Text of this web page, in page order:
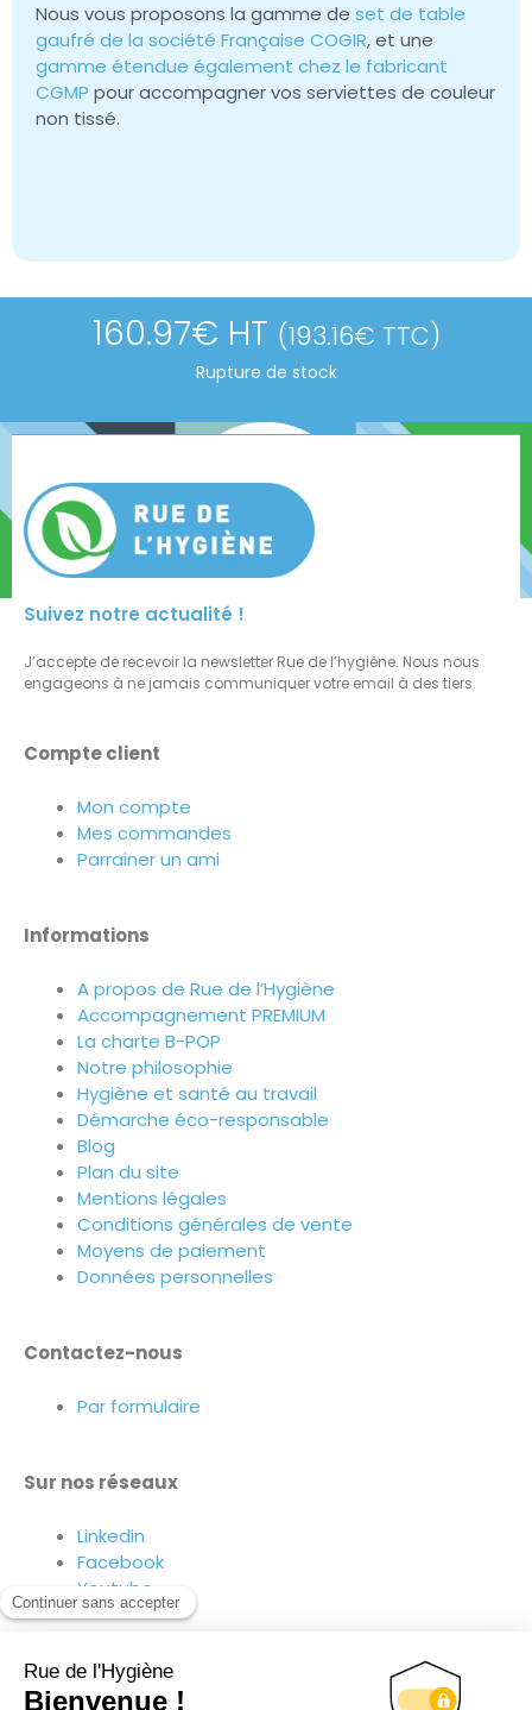
Nous vous proposons la gamme de set de table
gaufré de la société Française COGIR, et une
gamme étendue également chez le fabricant
CGMP pour accompagner vos serviettes de couleur
non tissé.
160.97€ HT (193.16€ TTC)
Rupture de stock
Suivez notre actualité !
J’accepte de recevoir la newsletter Rue de l’hygiène. Nous nous
engageons à ne jamais communiquer votre email à des tiers.
Compte client
Mon compte
Mes commandes
Parrainer un ami
Informations
A propos de Rue de l’Hygiène
Accompagnement PREMIUM
La charte B-POP
Notre philosophie
Hygiène et santé au travail
Démarche éco-responsable
Blog
Plan du site
Mentions légales
Conditions générales de vente
Moyens de paiement
Données personnelles
Contactez-nous
Par formulaire
Sur nos réseaux
Linkedin
Facebook
Youtube